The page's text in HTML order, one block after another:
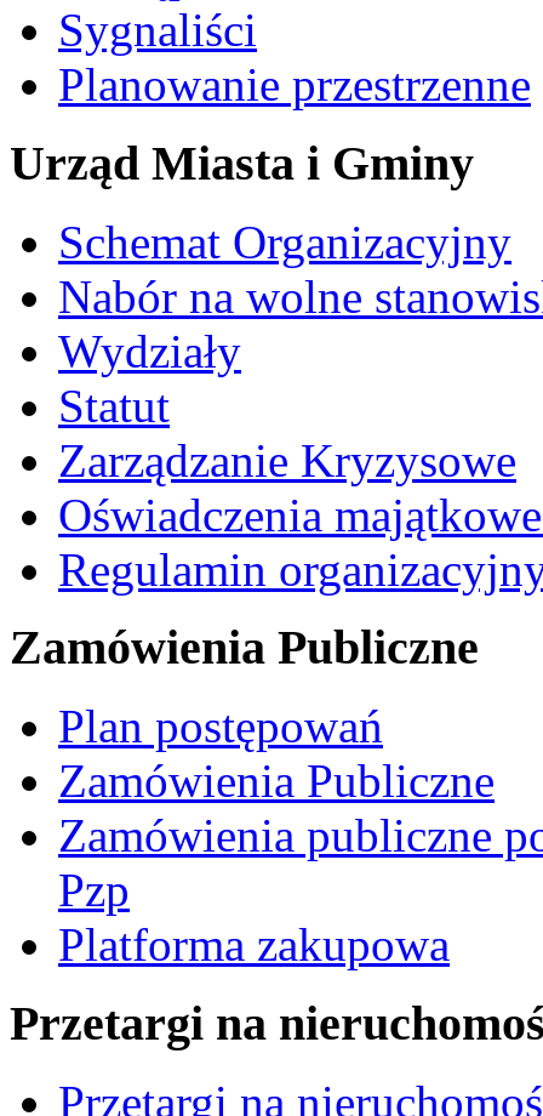
Sygnaliści
Planowanie przestrzenne
Urząd Miasta i Gminy
Schemat Organizacyjny
Nabór na wolne
Wydziały
Statut
Zarządzanie Kryzysowe
Oświadczenia
Regulamin
Zamówienia Publiczne
Plan postępowań
Zamówienia Publiczne
Zamówienia publiczne
Pzp
Platforma zakupowa
Przetargi na
Przetargi na